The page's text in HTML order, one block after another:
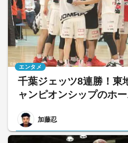
千葉ジェッツ8連勝！東
ャンピオンシップのホ
加藤忍
エンタメ